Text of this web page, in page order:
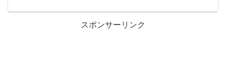
スポンサーリンク